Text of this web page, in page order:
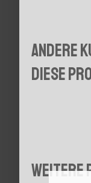
Andere
diese
Weitere